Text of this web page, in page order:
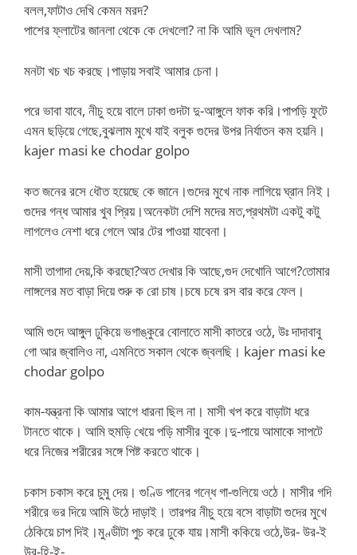
বলল,ফাটাও দেখি কেমন মরদ?
পাশের ফ্লাটের জানলা থেকে কে দেখলো? না কি আমি ভূল দেখলাম?
মনটা খচ খচ করছে।পাড়ায় সবাই আমার চেনা।
পরে ভাবা যাবে, নীচু হয়ে বালে ঢাকা গুদটা দু-আঙ্গুলে ফাক করি।পাপড়ি ফুটে
এমন ছড়িয়ে গেছে,বুঝলাম মুখে যাই বলুক গুদের উপর নির্যাতন কম হয়নি।
kajer masi ke chodar golpo
কত জনের রসে ধৌত হয়েছে কে জানে।গুদের মুখে নাক লাগিয়ে ঘ্রান নিই।
গুদের গন্ধ আমার খুব প্রিয়।অনেকটা দেশি মদের মত,প্রথমটা একটু কটু
লাগলেও নেশা ধরে গেলে আর টের পাওয়া যাবেনা।
মাসী তাগাদা দেয়,কি করছো?অত দেখার কি আছে,গুদ দেখোনি আগে?তোমার
লাঙ্গলের মত বাড়া দিয়ে শুরু ক রো চাষ।চষে চষে রস বার করে ফেল।
আমি গুদে আঙ্গুল ঢুকিয়ে ভগাঙ্কুরে বোলাতে মাসী কাতরে ওঠে, উঃ দাদাবাবু
গো আর জ্বালিও না, এমনিতে সকাল থেকে জ্বলছি। kajer masi ke
chodar golpo
কাম-যন্ত্রনা কি আমার আগে ধারনা ছিল না। মাসী খপ করে বাড়াটা ধরে
টানতে থাকে। আমি হুমড়ি খেয়ে পড়ি মাসীর বুকে।দু-পায়ে আমাকে সাপটে
ধরে নিজের শরীরের সঙ্গে পিষ্ট করতে থাকে।
চকাস চকাস করে চুমু দেয়। গুণ্ডি পানের গন্ধে গা-গুলিয়ে ওঠে। মাসীর গদি
শরীরে ভর দিয়ে আমি উঠে দাড়াই। তারপর নীচু হয়ে বসে বাড়াটা গুদের মুখে
ঠেকিয়ে চাপ দিই।মুণ্ডীটা পুচ করে ঢুকে যায়।মাসী ককিয়ে ওঠে,উর- উর-ই
উর-হি-ই-